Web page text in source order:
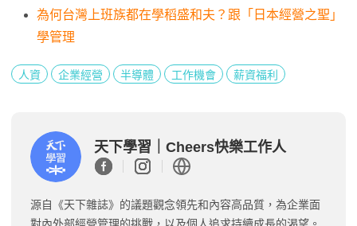
為何台灣上班族都在學稻盛和夫？跟「日本經營之聖」
學管理
人資 企業經營 半導體 工作機會 薪資福利
天下學習｜Cheers快樂工作人
源自《天下雜誌》的議題觀念領先和內容高品質，為企業面